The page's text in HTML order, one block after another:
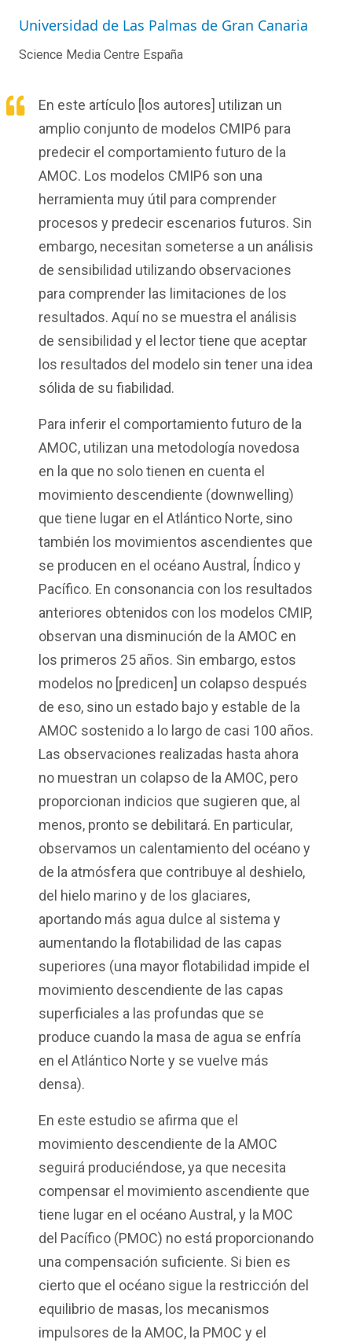
Universidad de Las Palmas de Gran Canaria
Science Media Centre España
En este artículo [los autores] utilizan un
amplio conjunto de modelos CMIP6 para
predecir el comportamiento futuro de la
AMOC. Los modelos CMIP6 son una
herramienta muy útil para comprender
procesos y predecir escenarios futuros. Sin
embargo, necesitan someterse a un análisis
de sensibilidad utilizando observaciones
para comprender las limitaciones de los
resultados. Aquí no se muestra el análisis
de sensibilidad y el lector tiene que aceptar
los resultados del modelo sin tener una idea
sólida de su fiabilidad.
Para inferir el comportamiento futuro de la
AMOC, utilizan una metodología novedosa
en la que no solo tienen en cuenta el
movimiento descendiente (downwelling)
que tiene lugar en el Atlántico Norte, sino
también los movimientos ascendientes que
se producen en el océano Austral, Índico y
Pacífico. En consonancia con los resultados
anteriores obtenidos con los modelos CMIP,
observan una disminución de la AMOC en
los primeros 25 años. Sin embargo, estos
modelos no [predicen] un colapso después
de eso, sino un estado bajo y estable de la
AMOC sostenido a lo largo de casi 100 años.
Las observaciones realizadas hasta ahora
no muestran un colapso de la AMOC, pero
proporcionan indicios que sugieren que, al
menos, pronto se debilitará. En particular,
observamos un calentamiento del océano y
de la atmósfera que contribuye al deshielo,
del hielo marino y de los glaciares,
aportando más agua dulce al sistema y
aumentando la flotabilidad de las capas
superiores (una mayor flotabilidad impide el
movimiento descendiente de las capas
superficiales a las profundas que se
produce cuando la masa de agua se enfría
en el Atlántico Norte y se vuelve más
densa).
En este estudio se afirma que el
movimiento descendiente de la AMOC
seguirá produciéndose, ya que necesita
compensar el movimiento ascendiente que
tiene lugar en el océano Austral, y la MOC
del Pacífico (PMOC) no está proporcionando
una compensación suficiente. Si bien es
cierto que el océano sigue la restricción del
equilibrio de masas, los mecanismos
impulsores de la AMOC, la PMOC y el